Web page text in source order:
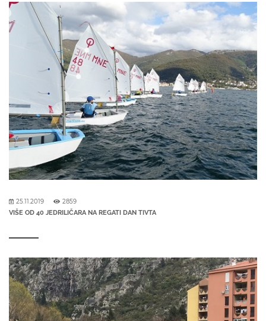
25.11.2019 2859
VIŠE OD 40 JEDRILIČARA NA REGATI DAN TIVTA